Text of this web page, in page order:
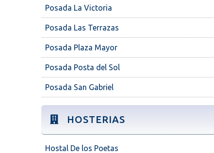
Posada La Victoria
Posada Las Terrazas
Posada Plaza Mayor
Posada Posta del Sol
Posada San Gabriel
HOSTERIAS
Hostal De los Poetas